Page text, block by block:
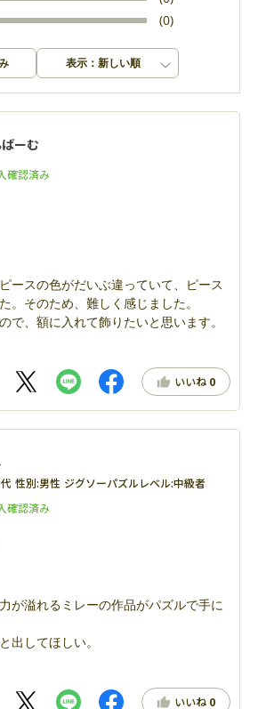
(0)
表示：新しい順
ーむ
ースの色がだいぶ違っていて、ピース
。そのため、難しく感じました。
で、額に入れて飾りたいと思います。
いいね 0
性別:男性 ジグソーパズルレベル:中級者
が溢れるミレーの作品がパズルで手に
出してほしい。
いいね 0